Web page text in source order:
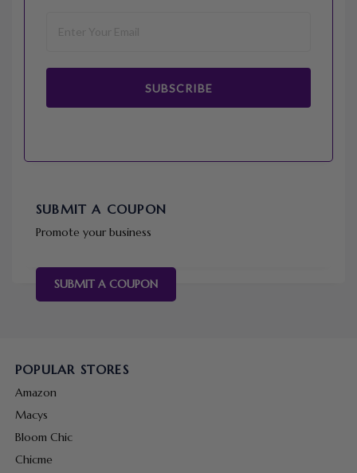
SUBSCRIBE
SUBMIT A COUPON
Promote your business
SUBMIT A COUPON
POPULAR STORES
Amazon
Macys
Bloom Chic
Chicme